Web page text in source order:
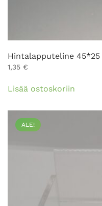
Hintalapputeline 45*25
1,35 €
Lisää ostoskoriin
ALE!